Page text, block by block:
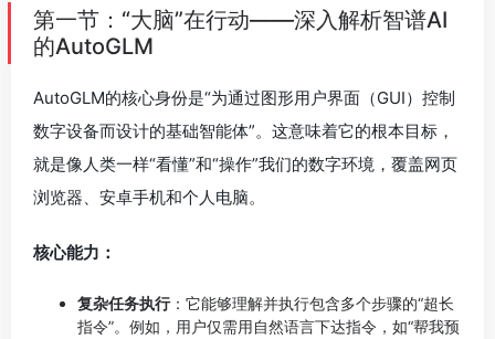
第一节：“大脑”在行动——深入解析智谱AI
的AutoGLM
AutoGLM的核心身份是“为通过图形用户界面（GUI）控制
数字设备而设计的基础智能体”。这意味着它的根本目标，
就是像人类一样“看懂”和“操作”我们的数字环境，覆盖网页
浏览器、安卓手机和个人电脑。
核心能力：
复杂任务执行：它能够理解并执行包含多个步骤的“超长
指令”。例如，用户仅需用自然语言下达指令，如“帮我预